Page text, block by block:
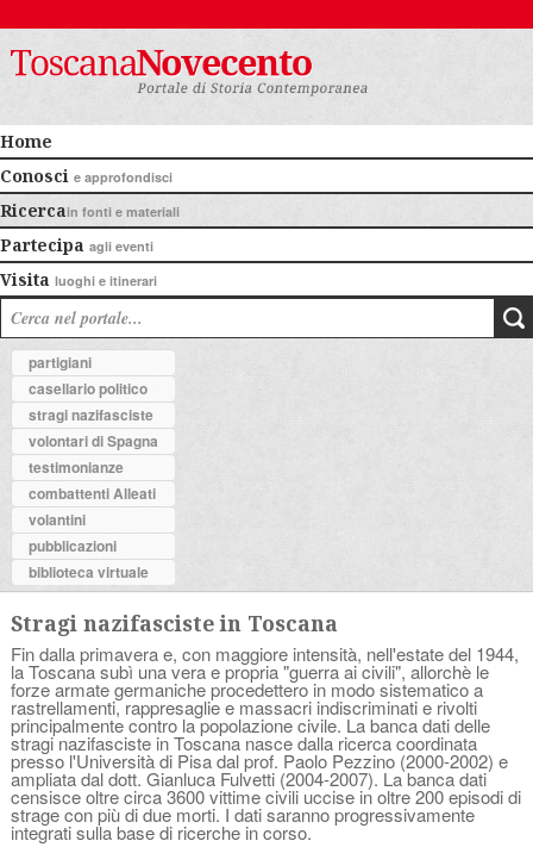
Home
Conosci e approfondisci
Ricercain fonti e materiali
Partecipa agli eventi
Visita luoghi e itinerari
partigiani
casellario politico
stragi nazifasciste
volontari di Spagna
testimonianze
combattenti Alleati
volantini
pubblicazioni
biblioteca virtuale
Stragi nazifasciste in Toscana
Fin dalla primavera e, con maggiore intensità, nell'estate del 1944,
la Toscana subì una vera e propria "guerra ai civili", allorchè le
forze armate germaniche procedettero in modo sistematico a
rastrellamenti, rappresaglie e massacri indiscriminati e rivolti
principalmente contro la popolazione civile. La banca dati delle
stragi nazifasciste in Toscana nasce dalla ricerca coordinata
presso l'Università di Pisa dal prof. Paolo Pezzino (2000-2002) e
ampliata dal dott. Gianluca Fulvetti (2004-2007). La banca dati
censisce oltre circa 3600 vittime civili uccise in oltre 200 episodi di
strage con più di due morti. I dati saranno progressivamente
integrati sulla base di ricerche in corso.